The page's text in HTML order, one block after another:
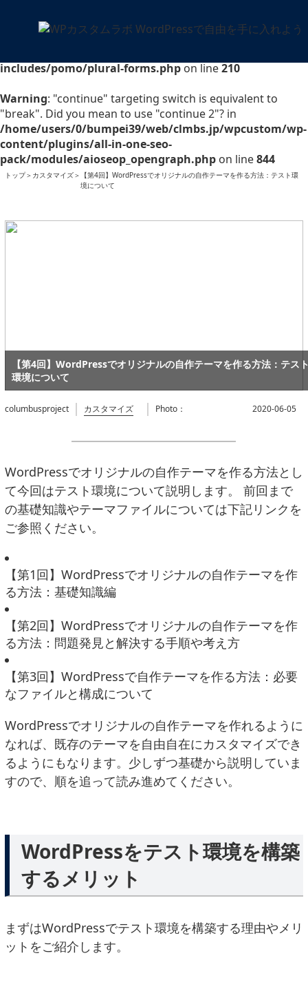
Warning: "continue" targeting switch is equivalent to
"break". Did you mean to use "continue 2"? in
includes/pomo/plural-forms.php on line210
Warning: "continue" targeting switch is equivalent to
"break". Did you mean to use "continue 2"? in
/home/users/0/bumpei39/web/clmbs.jp/wpcustom/wp-
content/plugins/all-in-one-seo-
pack/modules/aioseop_opengraph.php on line844
トップ＞ カスタマイズ＞ 【第4回】WordPressでオリジナルの自作テーマを作る方法：テスト環
境について
【第4回】WordPressでオリジナルの自作テーマを作る方法：テス
環境について
columbusproject カスタマイズ Photo： 2020-06-05
WordPressでオリジナルの自作テーマを作る方法とし
て今回はテスト環境について説明します。 前回まで
の基礎知識やテーマファイルについては下記リンクを
ご参照ください。
【第1回】WordPressでオリジナルの自作テーマを作
る方法：基礎知識編
【第2回】WordPressでオリジナルの自作テーマを作
る方法：問題発見と解決する手順や考え方
【第3回】WordPressで自作テーマを作る方法：必要
なファイルと構成について
WordPressでオリジナルの自作テーマを作れるように
なれば、既存のテーマを自由自在にカスタマイズでき
るようにもなります。少しずつ基礎から説明していま
すので、順を追って読み進めてください。
WordPressをテスト環境を構築
するメリット
まずはWordPressでテスト環境を構築する理由やメリ
ットをご紹介します。